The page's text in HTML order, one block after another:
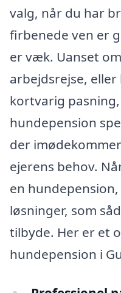
valg, når du har
firbenede ven er
er væk. Uanset
arbejdsrejse,
kortvarig
hundepension
der
ejerens behov.
en
løsninger, som
tilbyde. Her er et
hundepension i